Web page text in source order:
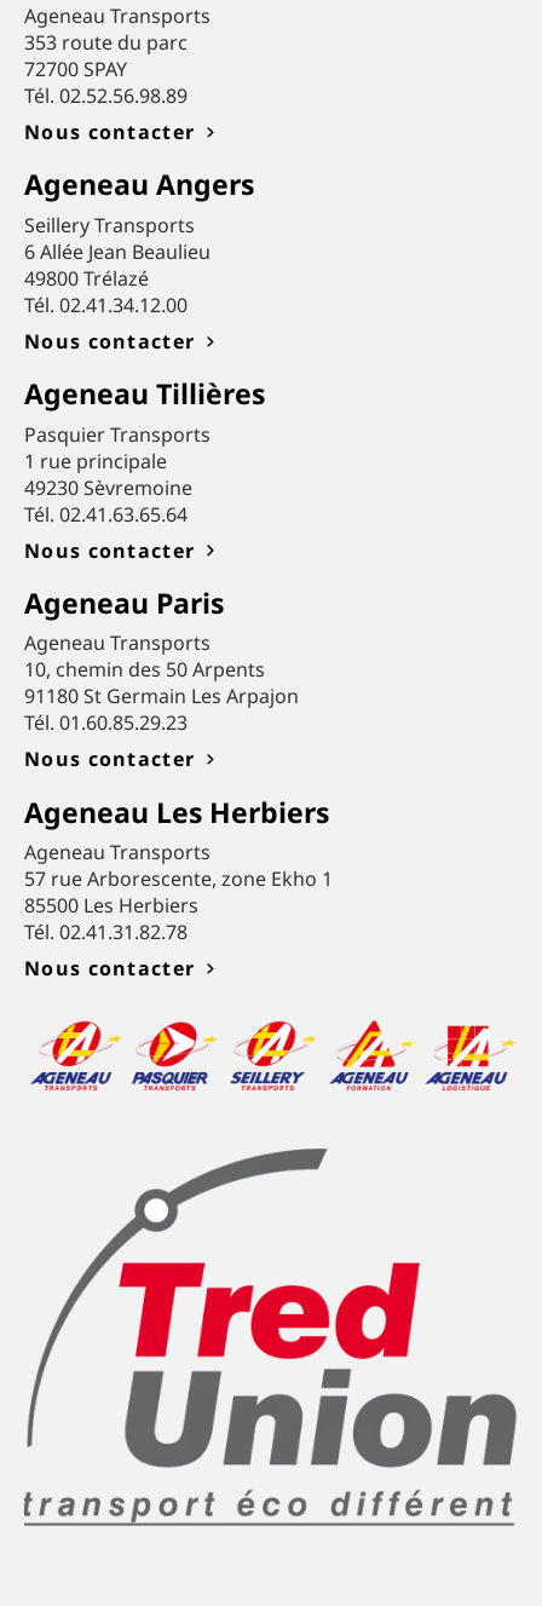
Ageneau Transports
353 route du parc
72700 SPAY
Tél. 02.52.56.98.89
Nous contacter
Ageneau Angers
Seillery Transports
6 Allée Jean Beaulieu
49800 Trélazé
Tél. 02.41.34.12.00
Nous contacter
Ageneau Tillières
Pasquier Transports
1 rue principale
49230 Sèvremoine
Tél. 02.41.63.65.64
Nous contacter
Ageneau Paris
Ageneau Transports
10, chemin des 50 Arpents
91180 St Germain Les Arpajon
Tél. 01.60.85.29.23
Nous contacter
Ageneau Les Herbiers
Ageneau Transports
57 rue Arborescente, zone Ekho 1
85500 Les Herbiers
Tél. 02.41.31.82.78
Nous contacter